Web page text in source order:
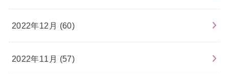
2022年12月 (60)
2022年11月 (57)